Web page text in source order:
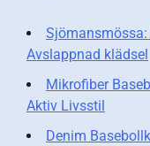
Avslappnad klädsel
Mikrofiber
Aktiv Livsstil
Denim